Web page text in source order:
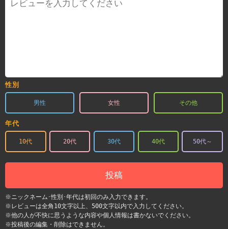
性別
男性 女性 その他
年代
10代 20代 30代 40代 50代～
投稿
※ニックネーム･性別･年代は初回のみ入力できます。
※レビューは全角10文字以上、500文字以内で入力してください。
※他の人が不快に思うような内容や個人情報は書かないでください。
※投稿後の編集・削除はできません。